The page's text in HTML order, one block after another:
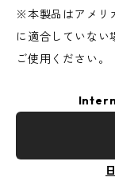
※本製品はアメリ
に適合していない
ご使用ください。